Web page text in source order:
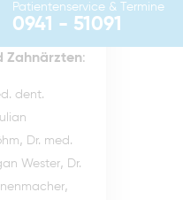
Zahnärzten:
dent.
, Dr. med.
Wester, Dr.
,
Patientenservice & Termine
0941 - 51091